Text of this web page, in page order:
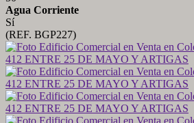
Agua Corriente
Sí
(REF. BGP227)